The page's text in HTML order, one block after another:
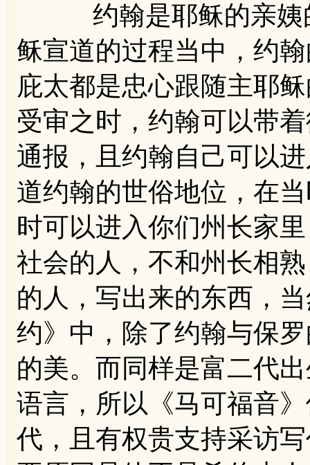
约翰是耶稣的亲姨的
稣宣道的过程当中，约
庇太都是忠心跟随主耶
受审之时，约翰可以带
通报，且约翰自己可以
道约翰的世俗地位，在
时可以进入你们州长家
社会的人，不和州长相
的人，写出来的东西，
约》中，除了约翰与保
的美。而同样是富二代
语言，所以《马可福音
代，且有权贵支持采访